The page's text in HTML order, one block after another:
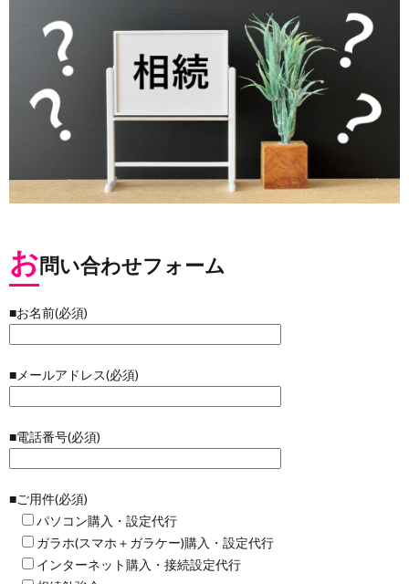
お問い合わせフォーム
■お名前(必須)
■メールアドレス(必須)
■電話番号(必須)
■ご用件(必須)
パソコン購入・設定代行
ガラホ(スマホ＋ガラケー)購入・設定代行
インターネット購入・接続設定代行